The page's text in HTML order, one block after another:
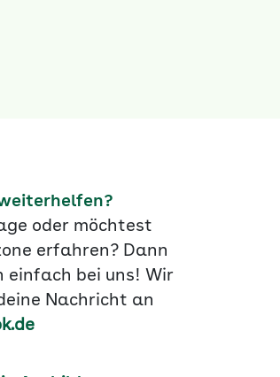
oder möchtest
erfahren? Dann
einfach bei uns! Wir
Nachricht an